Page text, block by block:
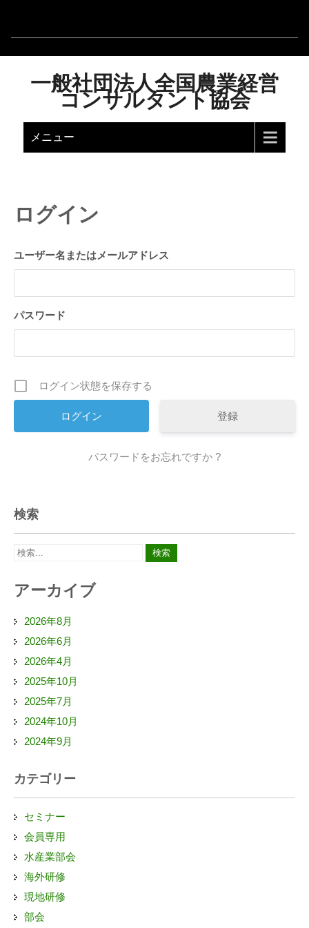
一般社団法人全国農業経営
コンサルタント協会
メニュー
ログイン
ユーザー名またはメールアドレス
パスワード
ログイン状態を保存する
登録
パスワードをお忘れですか ?
検索
アーカイブ
2026年8月
2026年6月
2026年4月
2025年10月
2025年7月
2024年10月
2024年9月
カテゴリー
セミナー
会員専用
水産業部会
海外研修
現地研修
部会